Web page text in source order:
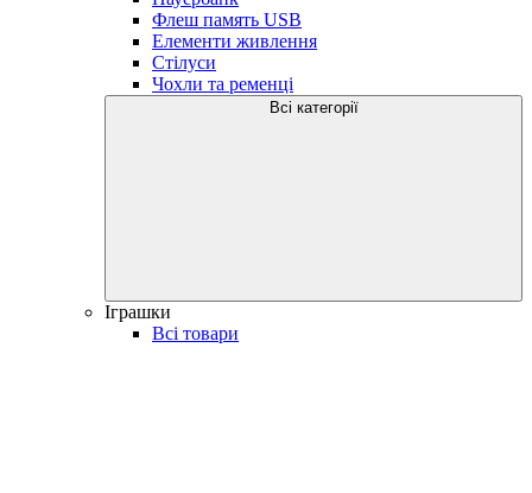
Флеш память USB
Елементи живлення
Стілуси
Чохли та ременці
Всі категорії
Іграшки
Всі товари